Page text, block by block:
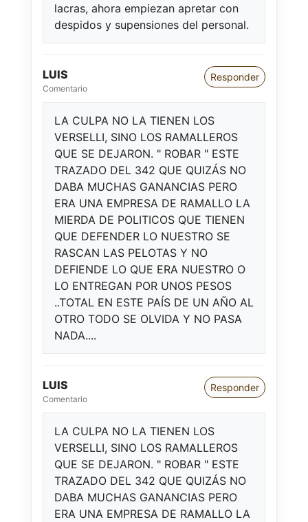
lacras, ahora empiezan apretar con
despidos y supensiones del personal.
LUIS
Comentario
Responder
LA CULPA NO LA TIENEN LOS
VERSELLI, SINO LOS RAMALLEROS
QUE SE DEJARON. " ROBAR " ESTE
TRAZADO DEL 342 QUE QUIZÁS NO
DABA MUCHAS GANANCIAS PERO
ERA UNA EMPRESA DE RAMALLO LA
MIERDA DE POLITICOS QUE TIENEN
QUE DEFENDER LO NUESTRO SE
RASCAN LAS PELOTAS Y NO
DEFIENDE LO QUE ERA NUESTRO O
LO ENTREGAN POR UNOS PESOS
..TOTAL EN ESTE PAÍS DE UN AÑO AL
OTRO TODO SE OLVIDA Y NO PASA
NADA....
LUIS
Comentario
Responder
LA CULPA NO LA TIENEN LOS
VERSELLI, SINO LOS RAMALLEROS
QUE SE DEJARON. " ROBAR " ESTE
TRAZADO DEL 342 QUE QUIZÁS NO
DABA MUCHAS GANANCIAS PERO
ERA UNA EMPRESA DE RAMALLO LA